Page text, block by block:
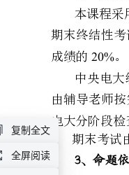
范围。
200112
复制全文
全屏阅读